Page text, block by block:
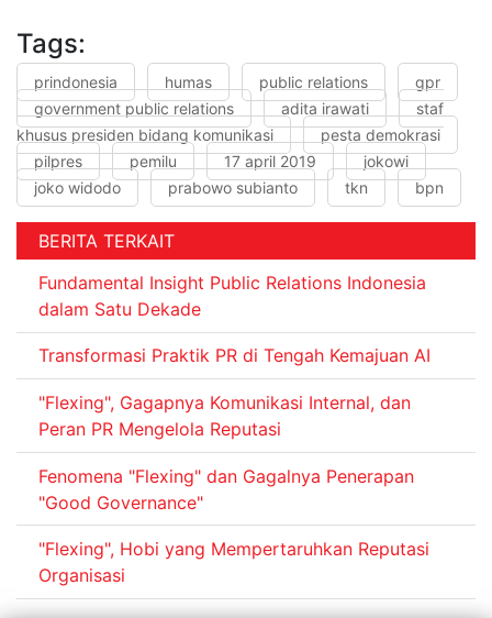
Tags:
prindonesia humas public relations
gpr
government public relations
adita irawati
staf
khusus presiden bidang komunikasi
pesta demokrasi
pilpres
pemilu 17 april 2019
jokowi
joko widodo
prabowo subianto tkn bpn
BERITA TERKAIT
Fundamental Insight Public Relations Indonesia
dalam Satu Dekade
Transformasi Praktik PR di Tengah Kemajuan AI
"Flexing", Gagapnya Komunikasi Internal, dan
Peran PR Mengelola Reputasi
Fenomena "Flexing" dan Gagalnya Penerapan
"Good Governance"
"Flexing", Hobi yang Mempertaruhkan Reputasi
Organisasi